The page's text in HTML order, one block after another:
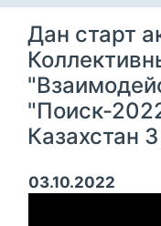
Дан старт
"Поиск-
Казахстан
03.10.2022